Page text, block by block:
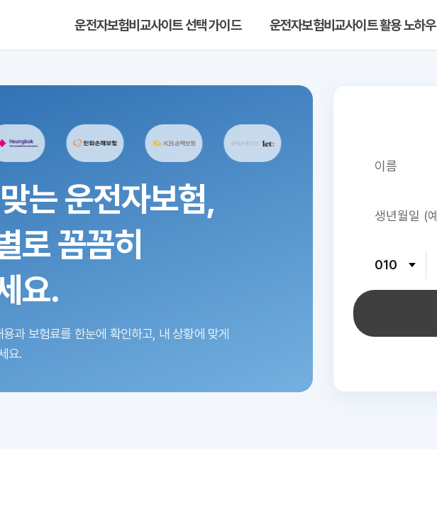
운전자보험비교사이트 선택 가이드 운전자보험비교사이트 활용 노하우
는 운전자보험,
로 꼼꼼히
요.
과 보험료를 한눈에 확인하고, 내 상황에 맞게
요.